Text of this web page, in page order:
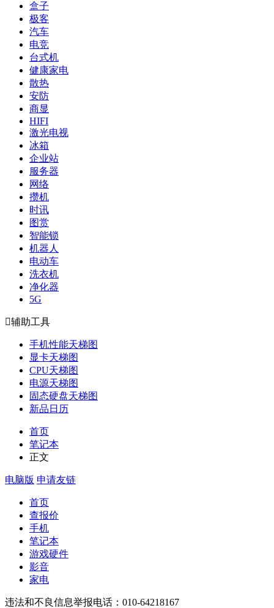
盒子
极客
汽车
电竞
台式机
健康家电
散热
安防
商显
HIFI
激光电视
冰箱
企业站
服务器
网络
攒机
时讯
图赏
智能锁
机器人
电动车
洗衣机
净化器
5G
辅助工具
手机性能天梯图
显卡天梯图
CPU天梯图
电源天梯图
固态硬盘天梯图
新品日历
首页
笔记本
正文
电脑版 申请友链
首页
查报价
手机
笔记本
游戏硬件
影音
家电
违法和不良信息举报电话：010-64218167